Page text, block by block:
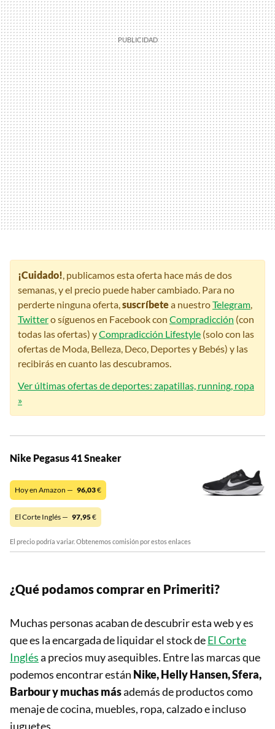
¡Cuidado!, publicamos esta oferta hace más de dos
semanas, y el precio puede haber cambiado. Para no
perderte ninguna oferta,suscríbetea nuestroTelegram,
Twittero síguenos en Facebook con Compradicción (con
todas las ofertas) yCompradicción Lifestyle (solo con las
ofertas de Moda, Belleza, Deco, Deportes y Bebés) y las
recibirás en cuanto las descubramos.
Ver últimas ofertas de deportes: zapatillas, running, ropa
»
Nike Pegasus 41 Sneaker
Hoy en Amazon — 96,03€
El Corte Inglés — 97,95€
El precio podría variar. Obtenemos comisión por estos enlaces
¿Qué podamos comprar en Primeriti?
Muchas personas acaban de descubrir esta web y es
que es la encargada de liquidar el stock deEl Corte
Inglésa precios muy asequibles. Entre las marcas que
podemos encontrar están Nike, Helly Hansen, Sfera,
Barbour y muchas másademás de productos como
menaje de cocina, muebles, ropa, calzado e incluso
juguetes.